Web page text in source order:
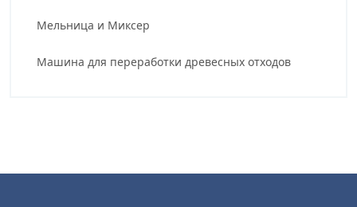
Мельница и Миксер
Машина для переработки древесных отходов